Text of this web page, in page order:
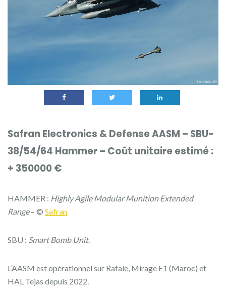
Safran Electronics & Defense AASM – SBU-
38/54/64 Hammer – Coût unitaire estimé :
+ 350000 €
HAMMER : Highly Agile Modular Munition Extended
Range– © Safran
SBU : Smart Bomb Unit.
L’AASM est opérationnel sur Rafale, Mirage F1 (Maroc) et
HAL Tejas depuis 2022.